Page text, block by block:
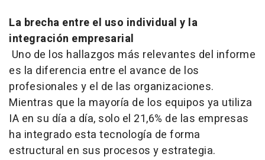
La brecha entre el uso individual y la
integración empresarial
Uno de los hallazgos más relevantes del informe
es la diferencia entre el avance de los
profesionales y el de las organizaciones.
Mientras que la mayoría de los equipos ya utiliza
IA en su día a día, solo el 21,6% de las empresas
ha integrado esta tecnología de forma
estructural en sus procesos y estrategia.